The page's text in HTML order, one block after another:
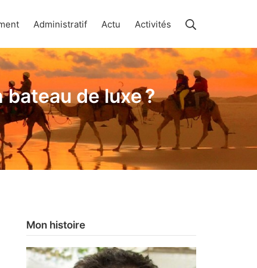
Administratif Actu Activités
de luxe ?
Mon histoire